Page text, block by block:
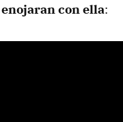
con ella: